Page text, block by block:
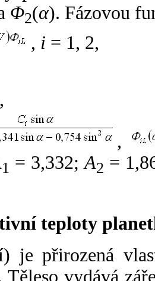
Φ2(α). Fázovou
, i = 1, 2,
,
,
1 = 3,332;A2 =
teploty
je přirozená
Těleso vydává